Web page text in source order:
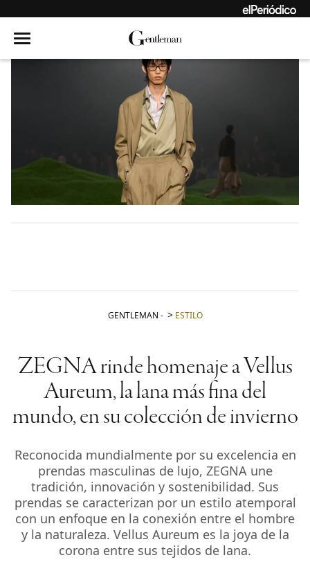
GENTLEMAN - ESTILO
ZEGNA rinde homenaje a Vellus
Aureum, la lana más fina del
mundo, en su colección de invierno
Reconocida mundialmente por su excelencia en
prendas masculinas de lujo, ZEGNA une
tradición, innovación y sostenibilidad. Sus
prendas se caracterizan por un estilo atemporal
con un enfoque en la conexión entre el hombre
y la naturaleza. Vellus Aureum es la joya de la
corona entre sus tejidos de lana.